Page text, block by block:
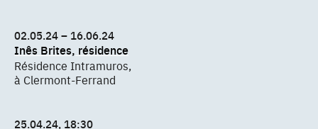
02.05.24 – 16.06.24
Inês Brites, résidence
Résidence Intramuros,
à Clermont-Ferrand
25.04.24, 18:30